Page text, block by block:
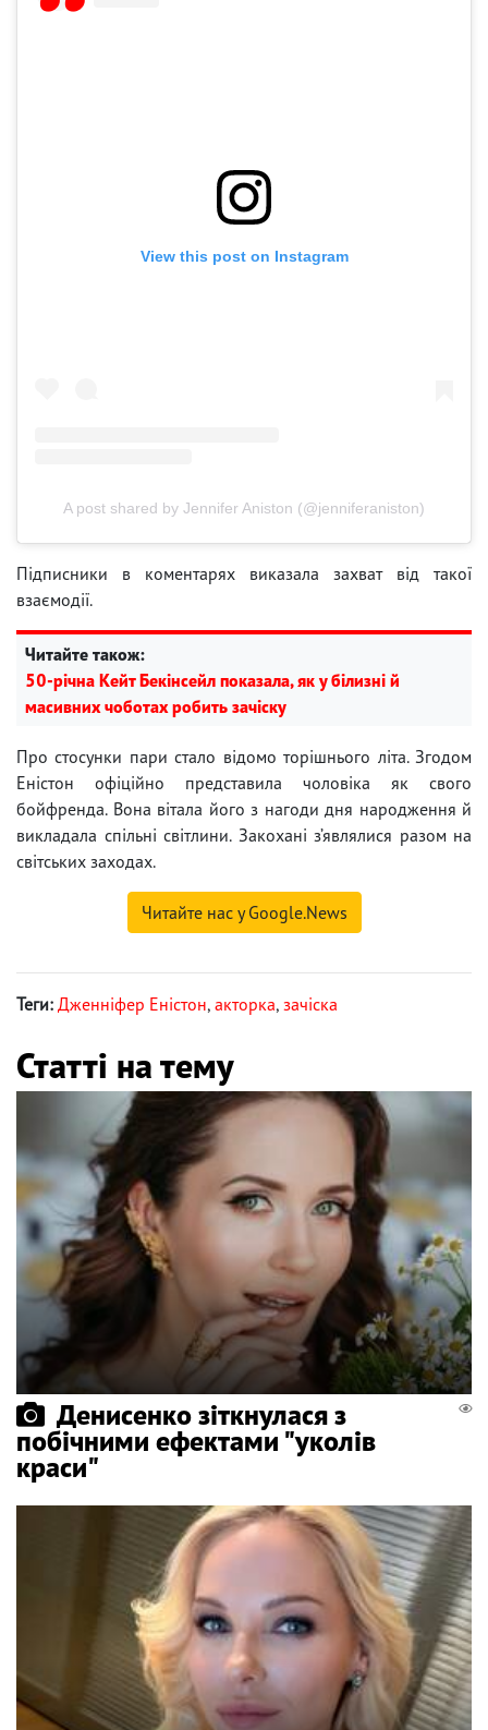
View this post on Instagram
A post shared by Jennifer Aniston (@jenniferaniston)
Підписники в коментарях виказала захват від такої
взаємодії.
Читайте також:
50-річна Кейт Бекінсейл показала, як у білизні й
масивних чоботах робить зачіску
Про стосунки пари стало відомо торішнього літа. Згодом
Еністон офіційно представила чоловіка як свого
бойфренда. Вона вітала його з нагоди дня народження й
викладала спільні світлини. Закохані з’являлися разом на
світських заходах.
Читайте нас у Google.News
Теги: Дженніфер Еністон, акторка, зачіска
Статті на тему
Денисенко зіткнулася з
побічними ефектами "уколів
краси"